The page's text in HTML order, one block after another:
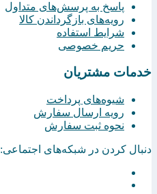
پاسخ به پرسش‌های متداول
رویه‌های بازگرداندن کالا
شرایط استفاده
حریم خصوصی
خدمات مشتریان
شیوه‌های پرداخت
رویه ارسال سفارش
نحوه ثبت سفارش
دنبال کردن در شبکه‌های اجتماعی: